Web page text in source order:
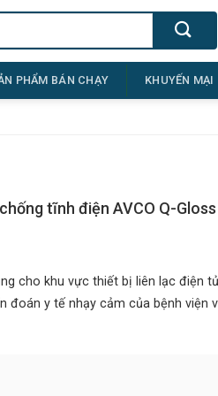
PHẨM BÁN CHẠY KHUYẾN MẠI
tĩnh điện AVCO Q-
cho khu vực thiết bị liên lạc điện
đoán y tế nhạy cảm của bệnh viện